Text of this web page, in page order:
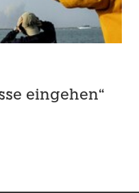
eingehen“